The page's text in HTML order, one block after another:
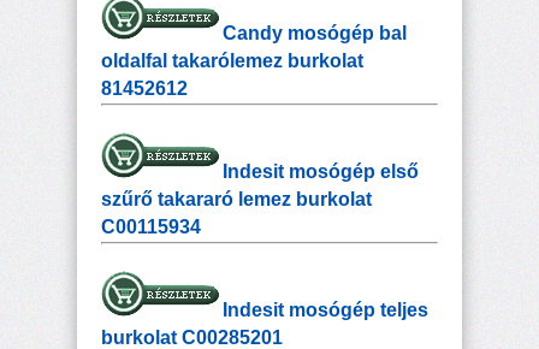
Candy mosógép bal
oldalfal takarólemez burkolat
81452612
Indesit mosógép első
szűrő takararó lemez burkolat
C00115934
Indesit mosógép teljes
burkolat C00285201